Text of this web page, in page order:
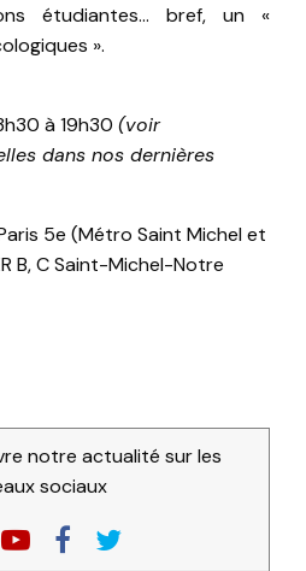
étudiantes… bref, un «
».
à 19h30 (voir
dans nos dernières
5e (Métro Saint Michel et
B, C Saint-Michel-Notre
notre actualité sur les
sociaux